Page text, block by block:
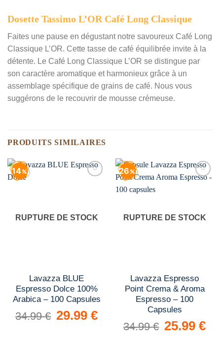
Dosette Tassimo L’OR Café Long Classique
Faites une pause en dégustant notre savoureux Café Long
Classique L’OR. Cette tasse de café équilibrée invite à la
détente. Le Café Long Classique L’OR se distingue par
son caractère aromatique et harmonieux grâce à un
assemblage spécifique de grains de café. Nous vous
suggérons de le recouvrir de mousse crémeuse.
PRODUITS SIMILAIRES
14
RUPTURE DE STOCK
Lavazza BLUE
Espresso Dolce 100%
Arabica – 100 Capsules
34.99€
Le
prix
29.99 €Le
prix
26
RUPTURE DE STOCK
Lavazza Espresso
Point Crema & Aroma
Espresso – 100
Capsules
34.99€
Le
prix
25.99 €Le
prix